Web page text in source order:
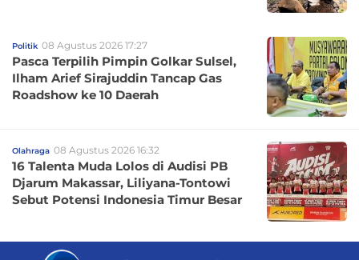
Politik 08 Agustus 2026 17:27
Pasca Terpilih Pimpin Golkar Sulsel,
Ilham Arief Sirajuddin Tancap Gas
Roadshow ke 10 Daerah
Olahraga 08 Agustus 2026 16:32
16 Talenta Muda Lolos di Audisi PB
Djarum Makassar, Liliyana-Tontowi
Sebut Potensi Indonesia Timur Besar